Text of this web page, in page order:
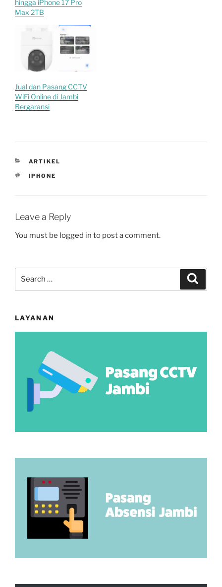
hingga iPhone 17 Pro
Max 2TB
Jual dan Pasang CCTV
WiFi Online di Jambi
Bergaransi
CATEGORIES
ARTIKEL
TAGS
IPHONE
Leave a Reply
You must be logged in to post a comment.
LAYANAN